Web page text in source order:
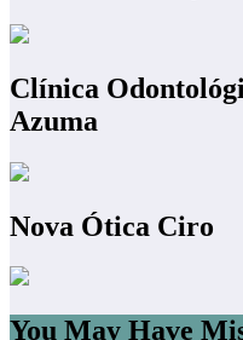
Clínica
Azuma
Nova Ótica Ciro
You May Have